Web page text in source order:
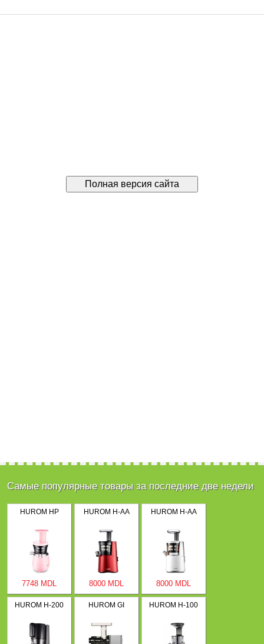
Самые популярные товары за последние две недели
HUROM HP
7748 MDL
HUROM H-AA
8000 MDL
HUROM H-AA
8000 MDL
HUROM H-200 HUROM GI HUROM H-100